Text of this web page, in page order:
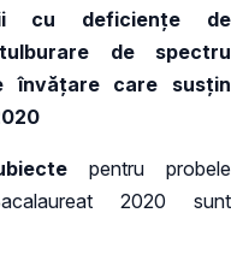
cu deficiențe de
de spectru
învățare care susțin
pentru probele
2020 sunt